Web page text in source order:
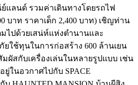
แลนด์ รวมค่าเดินทางโดยรถไฟ
บาท ราคาเด็ก 2,400 บาท) เชิญท่าน
ไปด้วยเสน่ห์แห่งตำนานและ
ใช้ทุนในการก่อสร้าง 600 ล้านเยน
ผัสกับเครื่องเล่นในหลายรูปแบบ เช่น
ในอวกาศไปกับ SPACE